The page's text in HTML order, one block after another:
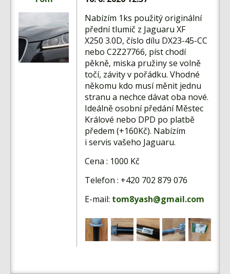
Akce
Inzerce
Fórum
Nabízím 1ks použitý originální
přední tlumič z Jaguaru XF
X250 3.0D, číslo dílu DX23-45-CC
nebo C2Z27766, píst chodí
pěkně, miska pružiny se volně
točí, závity v pořádku. Vhodné
někomu kdo musí měnit jednu
stranu a nechce dávat oba nové.
Ideálně osobní předání Městec
Králové nebo DPD po platbě
předem (+160Kč). Nabízím
i servis vašeho Jaguaru.
Cena : 1000 Kč
Telefon : +420 702 879 076
E-mail: tom8yash@gmail.com